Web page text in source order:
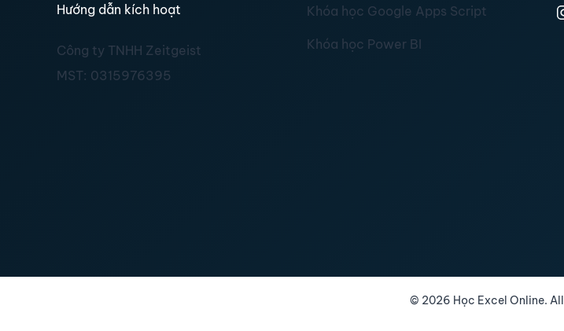
Hướng dẫn kích hoạt
Công ty TNHH Zeitgeist
MST: 0315976395
Khóa học Google Apps Script
Khóa học Power BI
© 2026 Học Excel Online.